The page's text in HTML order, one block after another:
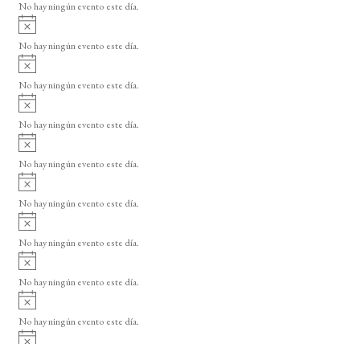
o
i
o
No hay ningún evento este día.
A
v
i
o
No hay ningún evento este día.
A
v
i
o
No hay ningún evento este día.
A
v
i
o
No hay ningún evento este día.
A
v
i
o
No hay ningún evento este día.
A
v
i
o
No hay ningún evento este día.
A
v
i
o
No hay ningún evento este día.
A
v
i
o
No hay ningún evento este día.
A
v
i
No hay ningún evento este día.
A